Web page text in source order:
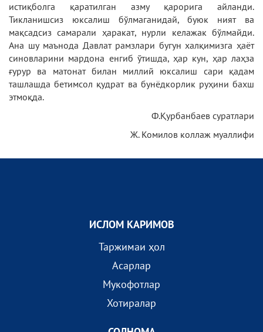
истиқболга қаратилган азму қарорига айланди.
Тикланишсиз юксалиш бўлмаганидай, буюк ният ва
мақсадсиз самарали ҳаракат, нурли келажак бўлмайди.
Ана шу маънода Давлат рамзлари бугун халқимизга ҳаёт
синовларини мардона енгиб ўтишда, ҳар кун, ҳар лаҳза
ғурур ва матонат билан миллий юксалиш сари қадам
ташлашда бетимсол қудрат ва бунёдкорлик руҳини бахш
этмоқда.
Ф.Қурбанбаев суратлари
Ж. Комилов коллаж муаллифи
ИСЛОМ КАРИМОВ
Таржимаи ҳол
Асарлар
Мукофотлар
Хотиралар